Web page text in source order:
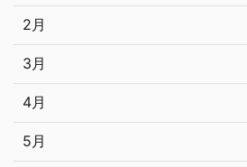
2月
3月
4月
5月